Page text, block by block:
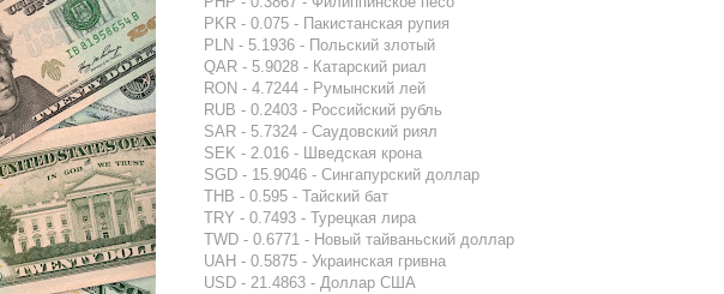
PKR - 0.075 - Пакистанская рупия
PLN - 5.1936 - Польский злотый
QAR - 5.9028 - Катарский риал
RON - 4.7244 - Румынский лей
RUB - 0.2403 - Российский рубль
SAR - 5.7324 - Саудовский риял
SEK - 2.016 - Шведская крона
SGD - 15.9046 - Сингапурский доллар
THB - 0.595 - Тайский бат
TRY - 0.7493 - Турецкая лира
TWD - 0.6771 - Новый тайваньский доллар
UAH - 0.5875 - Украинская гривна
USD - 21.4863 - Доллар США